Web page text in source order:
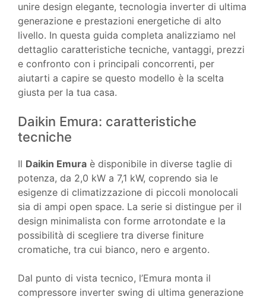
unire design elegante, tecnologia inverter di ultima
generazione e prestazioni energetiche di alto
livello. In questa guida completa analizziamo nel
dettaglio caratteristiche tecniche, vantaggi, prezzi
e confronto con i principali concorrenti, per
aiutarti a capire se questo modello è la scelta
giusta per la tua casa.
Daikin Emura: caratteristiche
tecniche
Il Daikin Emura è disponibile in diverse taglie di
potenza, da 2,0 kW a 7,1 kW, coprendo sia le
esigenze di climatizzazione di piccoli monolocali
sia di ampi open space. La serie si distingue per il
design minimalista con forme arrotondate e la
possibilità di scegliere tra diverse finiture
cromatiche, tra cui bianco, nero e argento.
Dal punto di vista tecnico, l’Emura monta il
compressore inverter swing di ultima generazione